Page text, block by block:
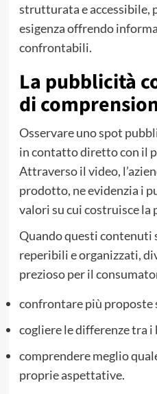
strutturata e accessibile,
esigenza offrendo
confrontabili.
La pubblicità
di
Osservare uno spot
in contatto diretto con il
Attraverso il video,
prodotto, ne evidenzia i
valori su cui costruisce
Quando questi contenuti
reperibili e organizzati,
prezioso per il
confrontare più proposte
cogliere le differenze tra i
comprendere meglio
proprie aspettative.